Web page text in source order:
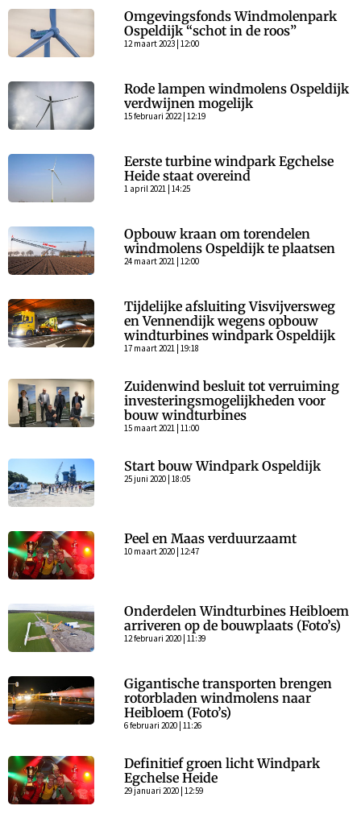
Omgevingsfonds Windmolenpark
Ospeldijk “schot in de roos”
12 maart 2023 | 12:00
Rode lampen windmolens Ospeldijk
verdwijnen mogelijk
15 februari 2022 | 12:19
Eerste turbine windpark Egchelse
Heide staat overeind
1 april 2021 | 14:25
Opbouw kraan om torendelen
windmolens Ospeldijk te plaatsen
24 maart 2021 | 12:00
Tijdelijke afsluiting Visvijversweg
en Vennendijk wegens opbouw
windturbines windpark Ospeldijk
17 maart 2021 | 19:18
Zuidenwind besluit tot verruiming
investeringsmogelijkheden voor
bouw windturbines
15 maart 2021 | 11:00
Start bouw Windpark Ospeldijk
25 juni 2020 | 18:05
Peel en Maas verduurzaamt
10 maart 2020 | 12:47
Onderdelen Windturbines Heibloem
arriveren op de bouwplaats (Foto’s)
12 februari 2020 | 11:39
Gigantische transporten brengen
rotorbladen windmolens naar
Heibloem (Foto’s)
6 februari 2020 | 11:26
Definitief groen licht Windpark
Egchelse Heide
29 januari 2020 | 12:59